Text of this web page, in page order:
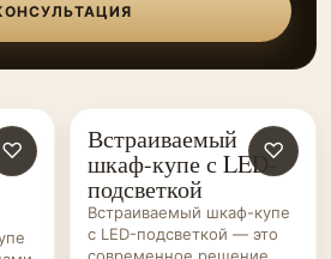
♡
ШКАФЫ-
КУПЕ НА ЗАКАЗ
♡
Встраиваемый
шкаф-купе с LED-
подсветкой
Встраиваемый шкаф-купе
с LED-подсветкой — это